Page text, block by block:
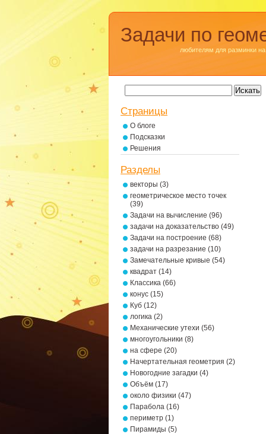
Задачи по
любителям для разминки на
Страницы
О блоге
Подсказки
Решения
Разделы
векторы (3)
геометрическое место точек
(39)
Задачи на вычисление (96)
задачи на доказательство (49)
Задачи на построение (68)
задачи на разрезание (10)
Замечательные кривые (54)
квадрат (14)
Классика (66)
конус (15)
Куб (12)
логика (2)
Механические утехи (56)
многоугольники (8)
на сфере (20)
Начертательная геометрия (2)
Новогодние загадки (4)
Объём (17)
около физики (47)
Парабола (16)
периметр (1)
Пирамиды (5)